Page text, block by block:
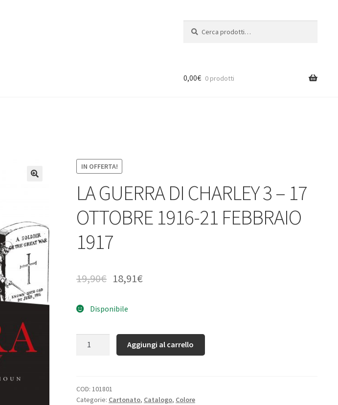
0,00€ 0 prodotti
IN OFFERTA!
LA GUERRA DI CHARLEY 3 – 17
OTTOBRE 1916-21 FEBBRAIO
1917
19,90€ 18,91€
Disponibile
Aggiungi al carrello
COD: 101801
Categorie: Cartonato, Catalogo, Colore